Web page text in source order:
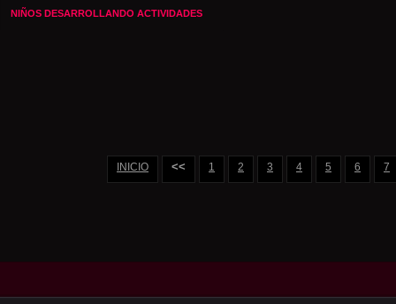
NIÑOS DESARROLLANDO ACTIVIDADES
INICIO << 1 2 3 4 5 6 7